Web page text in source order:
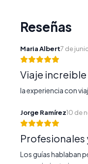
Reseñas
Maria Albert7 de
Viaje increible
la experiencia con
Jorge Ramírez10 de
Profesionales
Los guías hablaban